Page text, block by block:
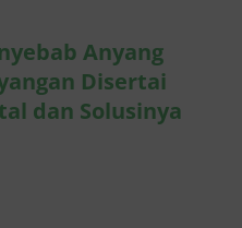
Anyang
Disertai
dan Solusinya